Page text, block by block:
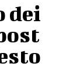
dei